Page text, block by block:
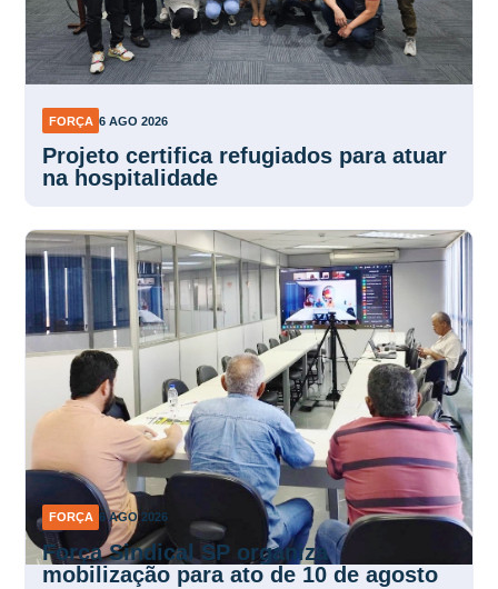
FORÇA 6 AGO 2026
Projeto certifica refugiados para atuar
na hospitalidade
FORÇA 6 AGO 2026
Força Sindical SP organiza
mobilização para ato de 10 de agosto